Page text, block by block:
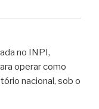
no INPI,
operar como
nacional, sob o